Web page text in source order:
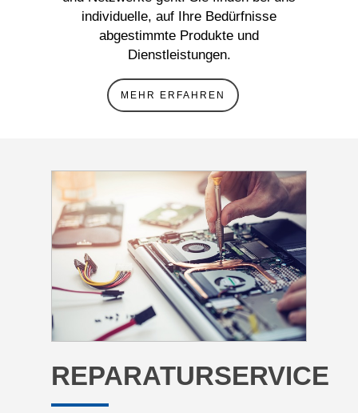
individuelle, auf Ihre Bedürfnisse
abgestimmte Produkte und
Dienstleistungen.
MEHR ERFAHREN
REPARATURSERVICE